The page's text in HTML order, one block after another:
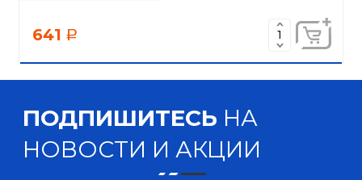
641 a
ПОДПИШИТЕСЬ НА
НОВОСТИ И АКЦИИ